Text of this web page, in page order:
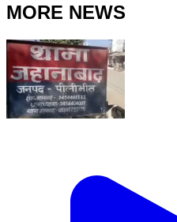
MORE NEWS